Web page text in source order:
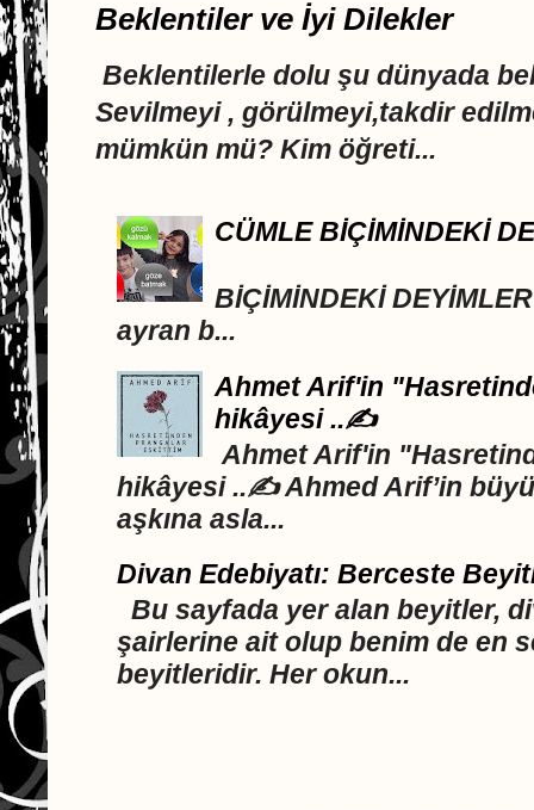
Beklentiler ve İyi Dilekler
Beklentilerle dolu şu dünyada
Sevilmeyi , görülmeyi,takdir
mümkün mü? Kim öğreti...
CÜMLE BİÇİMİNDEKİ
BİÇİMİNDEKİ
ayran b...
Ahmet Arif'in
hikâyesi ..✍️
Ahmet Arif'in
hikâyesi ..✍️ Ahmed Arif’in
aşkına asla...
Divan Edebiyatı: Berceste
Bu sayfada yer alan beyitler,
şairlerine ait olup benim de en
beyitleridir. Her okun...